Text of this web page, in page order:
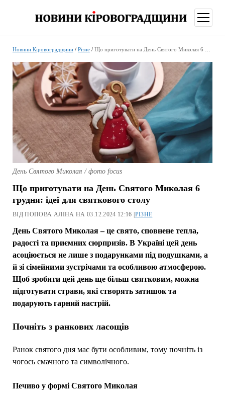
меню
Новини Кіровоградщини/ Різне/ Що приготувати на День Святого Миколая 6 грудня: ідеї для святкового столу
День Святого Миколая / фото focus
Що приготувати на День Святого Миколая 6
грудня: ідеї для святкового столу
ВІД ПОПОВА АЛІНА НА 03.12.2024 12:16 | РІЗНЕ
День Святого Миколая – це свято, сповнене тепла,
радості та приємних сюрпризів. В Україні цей день
асоціюється не лише з подарунками під подушками, а
й зі сімейними зустрічами та особливою атмосферою.
Щоб зробити цей день ще більш святковим, можна
підготувати страви, які створять затишок та
подарують гарний настрій.
Почніть з ранкових ласощів
Ранок святого дня має бути особливим, тому почніть із
чогось смачного та символічного.
Печиво у формі Святого Миколая